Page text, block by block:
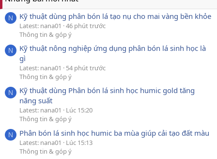
N Kỹ thuật dùng phân bón lá tạo nụ cho mai vàng bền khỏe
Latest: nana01
46 phút trước
Thông tin & góp ý
N
Kỹ thuật nông nghiệp ứng dụng phân bón lá sinh học là
gì
Latest: nana01
54 phút trước
Thông tin & góp ý
N
Kỹ thuật dùng Phân bón lá sinh học humic gold tăng
năng suất
Latest: nana01
Lúc 15:20
Thông tin & góp ý
N Phân bón lá sinh học humic ba mùa giúp cải tạo đất màu
Latest: nana01
Lúc 15:13
Thông tin & góp ý